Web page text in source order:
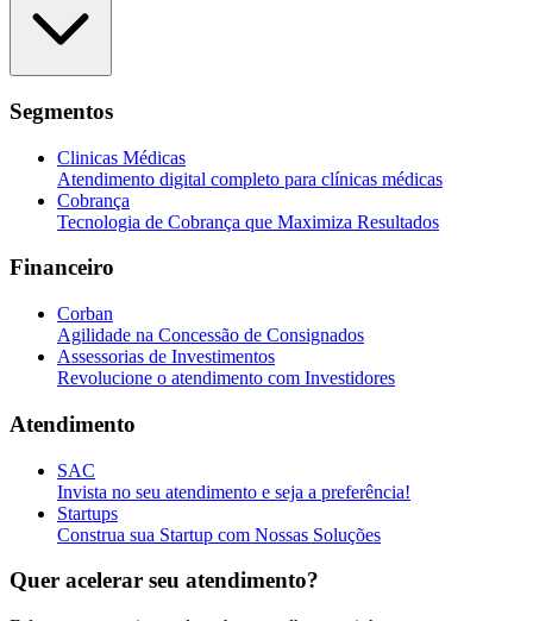
Segmentos
Clinicas Médicas
Atendimento digital completo para clínicas médicas
Cobrança
Tecnologia de Cobrança que Maximiza Resultados
Financeiro
Corban
Agilidade na Concessão de Consignados
Assessorias de Investimentos
Revolucione o atendimento com Investidores
Atendimento
SAC
Invista no seu atendimento e seja a preferência!
Startups
Construa sua Startup com Nossas Soluções
Quer acelerar seu atendimento?